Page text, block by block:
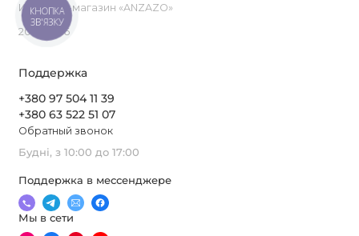
Интернет-магазин «ANZAZO»
2019-2026
Поддержка
+380 97 504 11 39
+380 63 522 51 07
Обратный звонок
Будні, з 10:00 до 17:00
Поддержка в мессенджере
Мы в сети
КНОПКА
ЗВ'ЯЗКУ